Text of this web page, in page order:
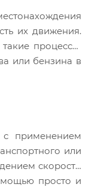
их движения.
процессы,
или бензина в
применением
или
скорости
просто и